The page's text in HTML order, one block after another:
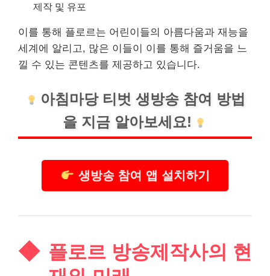
제작 및 유포
이를 통해 플로르는 어린이들의 아름다움과 재능을
세계에 알리 고, 많은 이들이 이를 통해 즐거움을 느
낄 수 있는 콘텐츠를 제공하고 있습니다.
아침마당티벗 생방송 참여 방법
을 지금 알아보세요!
생방송 참여 앱 설치하기
플로르 방송제작사의 현